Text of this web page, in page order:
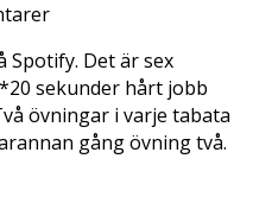
Spotify. Det är sex
sekunder hårt jobb
övningar i varje tabata
gång övning två.